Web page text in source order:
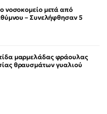
νοσοκομείο μετά από
– Συνελήφθησαν 5
μαρμελάδας φράουλας
θραυσμάτων γυαλιού